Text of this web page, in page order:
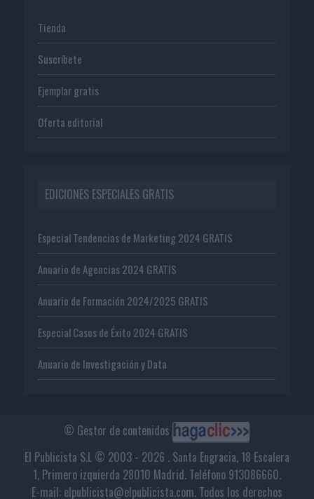
Tienda
Suscríbete
Ejemplar gratis
Oferta editorial
EDICIONES ESPECIALES GRATIS
Especial Tendencias de Marketing 2024 GRATIS
Anuario de Agencias 2024 GRATIS
Anuario de Formación 2024/2025 GRATIS
Especial Casos de Éxito 2024 GRATIS
Anuario de Investigación y Data
© Gestor de contenidos
El Publicista S.L © 2003 - 2026 . Santa Engracia, 18 Escalera
1, Primero izquierda 28010 Madrid. Teléfono 913086660.
E-mail: elpublicista@elpublicista.com. Todos los derechos